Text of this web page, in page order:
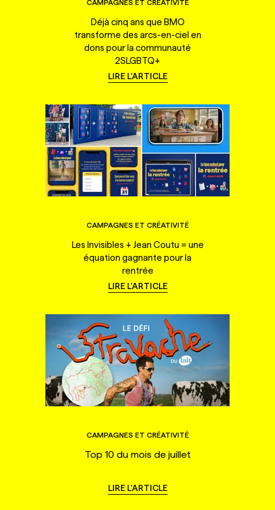
CAMPAGNES ET CRÉATIVITÉ
Déjà cinq ans que BMO
transforme des arcs-en-ciel en
dons pour la communauté
2SLGBTQ+
LIRE L'ARTICLE
CAMPAGNES ET CRÉATIVITÉ
Les Invisibles + Jean Coutu = une
équation gagnante pour la
rentrée
LIRE L'ARTICLE
CAMPAGNES ET CRÉATIVITÉ
Top 10 du mois de juillet
LIRE L'ARTICLE